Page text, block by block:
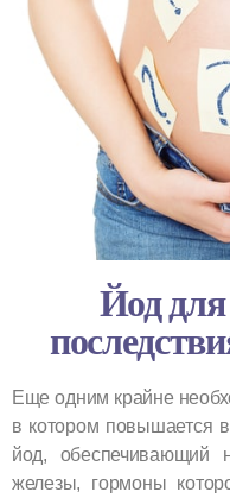
Йод
Еще одним крайне
в котором повышается
йод, обеспечивающий
железы, гормоны